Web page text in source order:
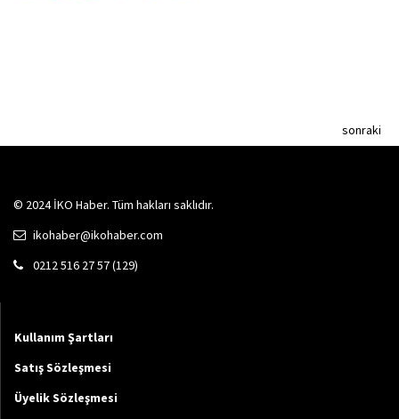
sonraki
© 2024 İKO Haber. Tüm hakları saklıdır.
ikohaber@ikohaber.com
0212 516 27 57 (129)
Kullanım Şartları
Satış Sözleşmesi
Üyelik Sözleşmesi